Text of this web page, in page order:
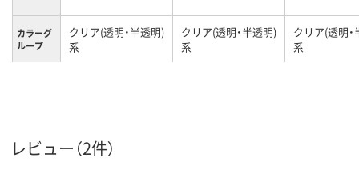
カラーグ
ループ
クリア(透明・半透明)
系
クリア(透明・半透明)
系
クリア(透明
系
向き タテ
レビュー（2件）